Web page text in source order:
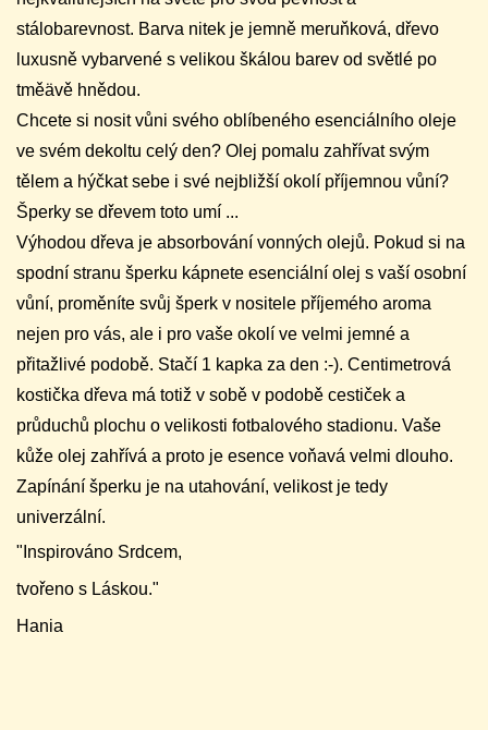
stálobarevnost. Barva nitek je jemně meruňková, dřevo
luxusně vybarvené s velikou škálou barev od světlé po
tměävě hnědou.
Chcete si nosit vůni svého oblíbeného esenciálního oleje
ve svém dekoltu celý den? Olej pomalu zahřívat svým
tělem a hýčkat sebe i své nejbližší okolí příjemnou vůní?
Šperky se dřevem toto umí ...
Výhodou dřeva je absorbování vonných olejů. Pokud si na
spodní stranu šperku kápnete esenciální olej s vaší osobní
vůní, proměníte svůj šperk v nositele příjemého aroma
nejen pro vás, ale i pro vaše okolí ve velmi jemné a
přitažlivé podobě. Stačí 1 kapka za den :-). Centimetrová
kostička dřeva má totiž v sobě v podobě cestiček a
průduchů plochu o velikosti fotbalového stadionu. Vaše
kůže olej zahřívá a proto je esence voňavá velmi dlouho.
Zapínání šperku je na utahování, velikost je tedy
univerzální.
"Inspirováno Srdcem,
tvořeno s Láskou."
Hania